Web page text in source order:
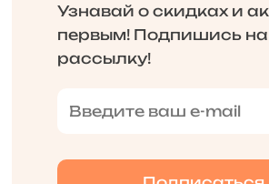
Узнавай о скидках и
первым! Подпишись
рассылку!